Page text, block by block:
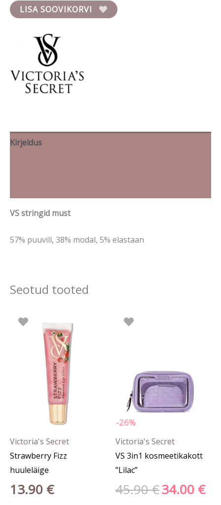
LISA SOOVIKORVI
Kirjeldus
VS stringid must
57% puuvill, 38% modal, 5% elastaan
Seotud tooted
Victoria's Secret
Strawberry Fizz
huuleläige
13.90 €
-26%
Victoria's Secret
VS 3in1 kosmeetikakott
”Lilac”
45.90€34.00 €